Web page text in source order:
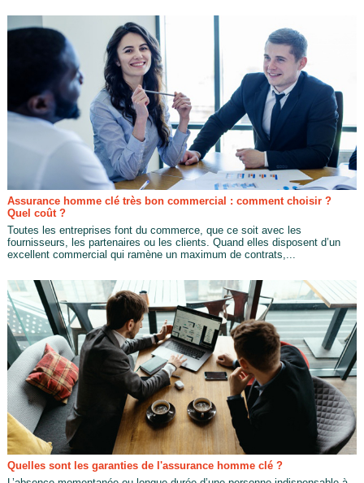
Assurance homme clé très bon commercial : comment choisir ?
Quel coût ?
Toutes les entreprises font du commerce, que ce soit avec les
fournisseurs, les partenaires ou les clients. Quand elles disposent d’un
excellent commercial qui ramène un maximum de contrats,...
Quelles sont les garanties de l'assurance homme clé ?